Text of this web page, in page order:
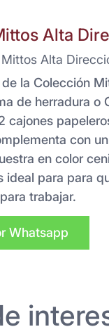
Alta
Alta
la Colección
de herradura o
cajones
con
en color
ideal para para
trabajar.
Whatsapp